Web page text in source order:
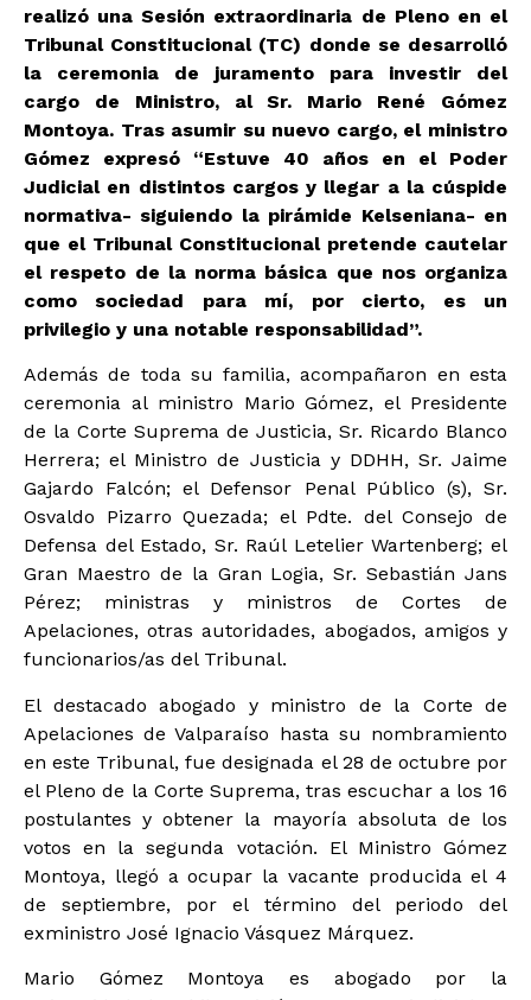
realizó una Sesión extraordinaria de Pleno en el
Tribunal Constitucional (TC) donde se desarrolló
la ceremonia de juramento para investir del
cargo de Ministro, al Sr. Mario René Gómez
Montoya. Tras asumir su nuevo cargo, el ministro
Gómez expresó “Estuve 40 años en el Poder
Judicial en distintos cargos y llegar a la cúspide
normativa- siguiendo la pirámide Kelseniana- en
que el Tribunal Constitucional pretende cautelar
el respeto de la norma básica que nos organiza
como sociedad para mí, por cierto, es un
privilegio y una notable responsabilidad”.
Además de toda su familia, acompañaron en esta
ceremonia al ministro Mario Gómez, el Presidente
de la Corte Suprema de Justicia, Sr. Ricardo Blanco
Herrera; el Ministro de Justicia y DDHH, Sr. Jaime
Gajardo Falcón; el Defensor Penal Público (s), Sr.
Osvaldo Pizarro Quezada; el Pdte. del Consejo de
Defensa del Estado, Sr. Raúl Letelier Wartenberg; el
Gran Maestro de la Gran Logia, Sr. Sebastián Jans
Pérez; ministras y ministros de Cortes de
Apelaciones, otras autoridades, abogados, amigos y
funcionarios/as del Tribunal.
El destacado abogado y ministro de la Corte de
Apelaciones de Valparaíso hasta su nombramiento
en este Tribunal, fue designada el 28 de octubre por
el Pleno de la Corte Suprema, tras escuchar a los 16
postulantes y obtener la mayoría absoluta de los
votos en la segunda votación. El Ministro Gómez
Montoya, llegó a ocupar la vacante producida el 4
de septiembre, por el término del periodo del
exministro José Ignacio Vásquez Márquez.
Mario Gómez Montoya es abogado por la